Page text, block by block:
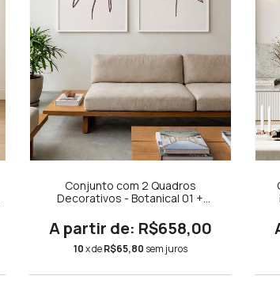
Conjunto com 2 Quadros
Decorativos - Botanical 01 +
R$658,00
10x deR$65,80 sem juros